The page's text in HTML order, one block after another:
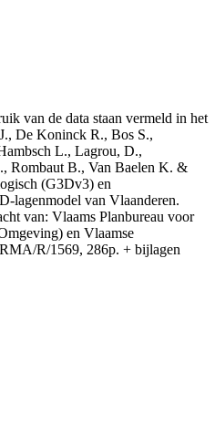
van de data staan vermeld in het
De Koninck R., Bos S.,
L., Lagrou, D.,
Rombaut B., Van Baelen K. &
(G3Dv3) en
lagenmodel van Vlaanderen.
van: Vlaams Planbureau voor
en Vlaamse
R/1569, 286p. + bijlagen